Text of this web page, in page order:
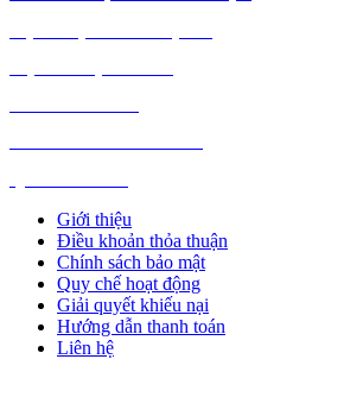
Giới thiệu
Điều khoản thỏa thuận
Chính sách bảo mật
Quy chế hoạt động
Giải quyết khiếu nại
Hướng dẫn thanh toán
Liên hệ